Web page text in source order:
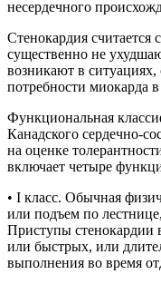
несердечного
Стенокардия
существенно не
возникают в
потребности миокарда
Функциональная
Канадского сердечно-
на оценке
включает четыре
• I класс. Обычная
или подъем по
Приступы стенокардии
или быстрых, или
выполнения во время